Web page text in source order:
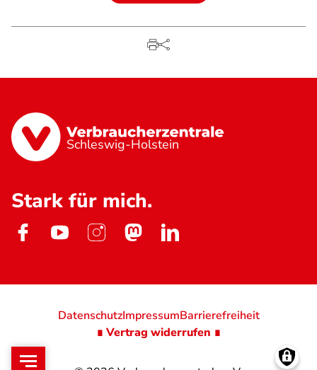
Schleswig-Holstein
Stark für mich.
DatenschutzImpressumBarrierefreiheit
∎ Vertrag widerrufen ∎